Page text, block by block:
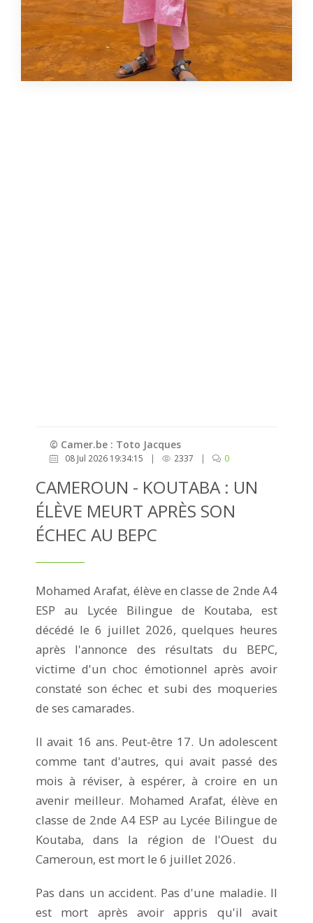
© Camer.be : Toto Jacques
08 Jul 2026 19:34:15 | 2337 | 0
CAMEROUN - KOUTABA : UN
ÉLÈVE MEURT APRÈS SON
ÉCHEC AU BEPC
Mohamed Arafat, élève en classe de 2nde A4
ESP au Lycée Bilingue de Koutaba, est
décédé le 6 juillet 2026, quelques heures
après l'annonce des résultats du BEPC,
victime d'un choc émotionnel après avoir
constaté son échec et subi des moqueries
de ses camarades.
Il avait 16 ans. Peut-être 17. Un adolescent
comme tant d'autres, qui avait passé des
mois à réviser, à espérer, à croire en un
avenir meilleur. Mohamed Arafat, élève en
classe de 2nde A4 ESP au Lycée Bilingue de
Koutaba, dans la région de l'Ouest du
Cameroun, est mort le 6 juillet 2026.
Pas dans un accident. Pas d'une maladie. Il
est mort après avoir appris qu'il avait